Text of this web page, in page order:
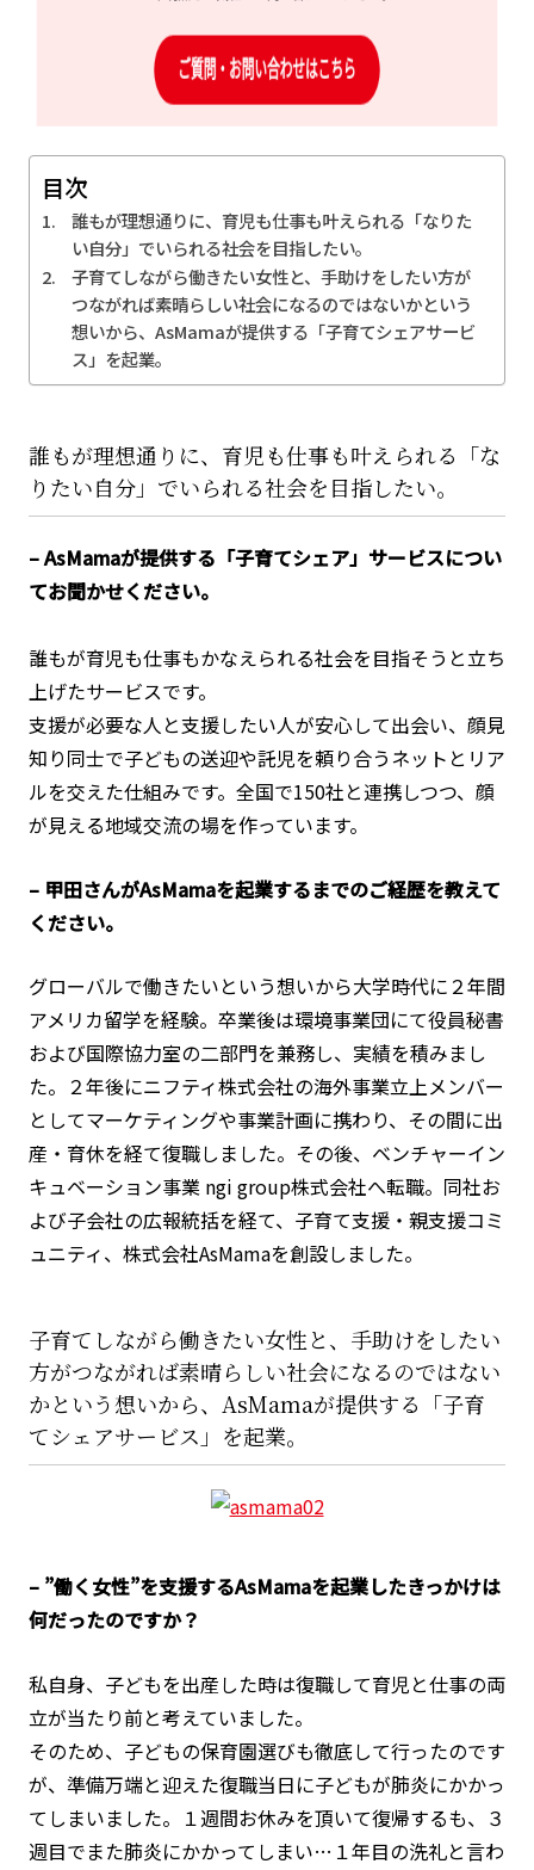
目次
誰もが理想通りに、育児も仕事も叶えられる「なりた
い自分」でいられる社会を目指したい。
子育てしながら働きたい女性と、手助けをしたい方が
つながれば素晴らしい社会になるのではないかという
想いから、AsMamaが提供する「子育てシェアサービ
ス」を起業。
誰もが理想通りに、育児も仕事も叶えられる「な
りたい自分」でいられる社会を目指したい。
– AsMamaが提供する「子育てシェア」サービスについ
てお聞かせください。
誰もが育児も仕事もかなえられる社会を目指そうと立ち
上げたサービスです。
支援が必要な人と支援したい人が安心して出会い、顔見
知り同士で子どもの送迎や託児を頼り合うネットとリア
ルを交えた仕組みです。全国で150社と連携しつつ、顔
が見える地域交流の場を作っています。
– 甲田さんがAsMamaを起業するまでのご経歴を教えて
ください。
グローバルで働きたいという想いから大学時代に２年間
アメリカ留学を経験。卒業後は環境事業団にて役員秘書
および国際協力室の二部門を兼務し、実績を積みまし
た。２年後にニフティ株式会社の海外事業立上メンバー
としてマーケティングや事業計画に携わり、その間に出
産・育休を経て復職しました。その後、ベンチャーイン
キュベーション事業 ngi group株式会社へ転職。同社お
よび子会社の広報統括を経て、子育て支援・親支援コミ
ュニティ、株式会社AsMamaを創設しました。
子育てしながら働きたい女性と、手助けをしたい
方がつながれば素晴らしい社会になるのではない
かという想いから、AsMamaが提供する「子育
てシェアサービス」を起業。
– ”働く女性”を支援するAsMamaを起業したきっかけは
何だったのですか？
私自身、子どもを出産した時は復職して育児と仕事の両
立が当たり前と考えていました。
そのため、子どもの保育園選びも徹底して行ったのです
が、準備万端と迎えた復職当日に子どもが肺炎にかかっ
てしまいました。１週間お休みを頂いて復帰するも、３
週目でまた肺炎にかかってしまい…１年目の洗礼と言わ